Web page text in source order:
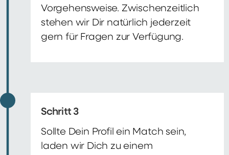
Vorgehensweise. Zwischenzeitlich
stehen wir Dir natürlich jederzeit
gern für Fragen zur Verfügung.
Schritt 3
Sollte Dein Profil ein Match sein,
laden wir Dich zu einem